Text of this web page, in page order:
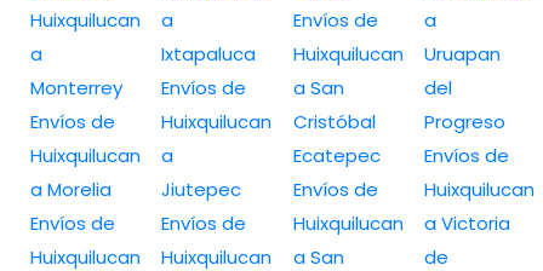
Huixquilucan
a
Monterrey
Envíos de
Huixquilucan
a Morelia
Envíos de
Huixquilucan
a
Ixtapaluca
Envíos de
Huixquilucan
a
Jiutepec
Envíos de
Huixquilucan
Envíos de
Huixquilucan
a San
Cristóbal
Ecatepec
Envíos de
Huixquilucan
a San
a
Uruapan
del
Progreso
Envíos de
Huixquilucan
a Victoria
de